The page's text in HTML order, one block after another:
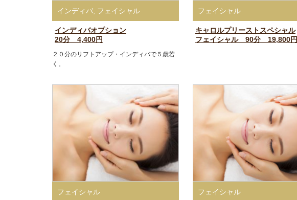
インディバ フェイシャル
インディバオプション
20分 4,400円
２０分のリフトアップ・インディバで５歳若
く。
フェイシャル
キャロルプリーストスペシャル
フェイシャル 90分 19,800円
フェイシャル フェイシャル